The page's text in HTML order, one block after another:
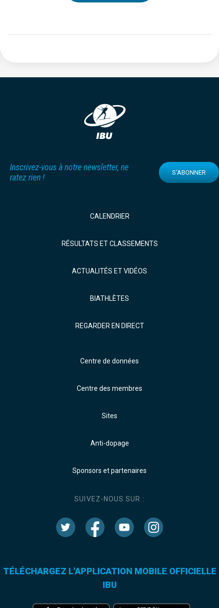
Inscrivez-vous à notre newsletter, ne
ratez rien !
S'ABONNER
CALENDRIER
RÉSULTATS ET CLASSEMENTS
ACTUALITÉS ET VIDÉOS
BIATHLÈTES
REGARDER EN DIRECT
Centre de données
Centre des membres
Sites
Anti-dopage
Sponsors et partenaires
SUIVEZ-NOUS SUR :
TÉLÉCHARGEZ L'APPLICATION MOBILE OFFICIELLE
IBU